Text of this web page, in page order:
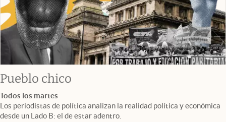
Pueblo chico
Todos los martes
Los periodistas de política analizan la realidad política y económica
desde un Lado B: el de estar adentro.